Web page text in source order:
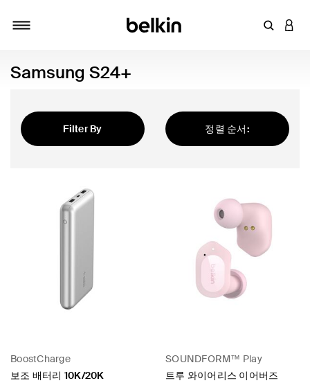
키워드
Samsung S24+
Filter By
정렬 순서:
BoostCharge
보조 배터리 10K/20K
SOUNDFORM™ Play
트루 와이어리스 이어버즈